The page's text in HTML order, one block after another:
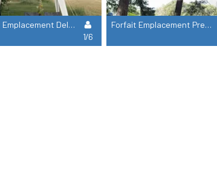
Forfait Emplacement Deluxe (Vue Champ Et Sanitaire Privé), Personnes Et Électricité En Supplément
1/6
Forfait Emplacement Premium (Vue Champ Ou Rivière), Personnes Et Électricité En Supplément